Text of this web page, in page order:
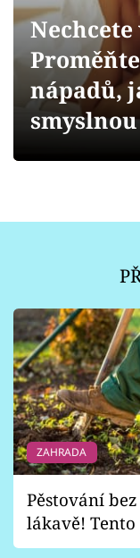
Přihlášení
Sledujte nás
nápadů,
ZAHRADA
Pěstování
lákavě!
vhodný jen